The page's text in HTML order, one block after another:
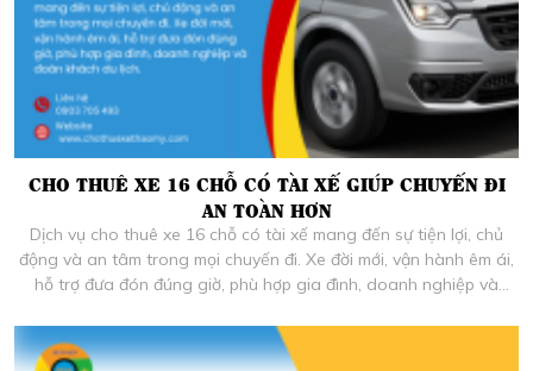
CHO THUÊ XE 16 CHỖ CÓ TÀI XẾ GIÚP CHUYẾN ĐI
AN TOÀN HƠN
Dịch vụ cho thuê xe 16 chỗ có tài xế mang đến sự tiện lợi, chủ
động và an tâm trong mọi chuyến đi. Xe đời mới, vận hành êm ái,
hỗ trợ đưa đón đúng giờ, phù hợp gia đình, doanh nghiệp và